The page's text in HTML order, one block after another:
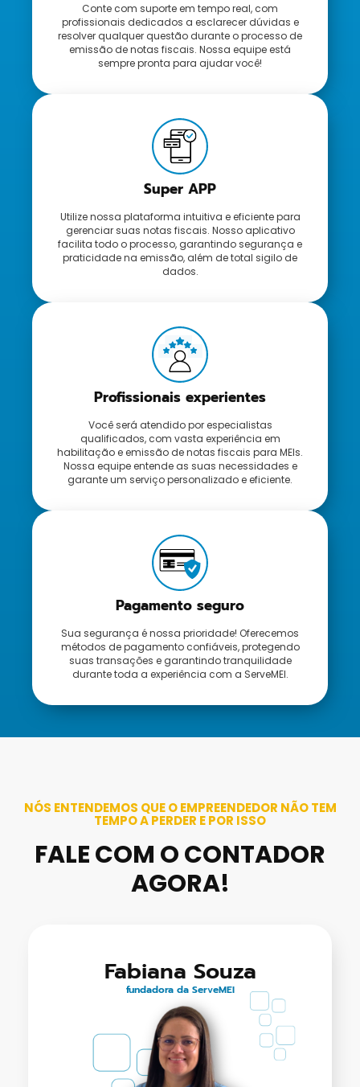
Conte com suporte em tempo real, com
profissionais dedicados a esclarecer dúvidas e
resolver qualquer questão durante o processo de
emissão de notas fiscais. Nossa equipe está
sempre pronta para ajudar você!
Super APP
Utilize nossa plataforma intuitiva e eficiente para
gerenciar suas notas fiscais. Nosso aplicativo
facilita todo o processo, garantindo segurança e
praticidade na emissão, além de total sigilo de
dados.
Profissionais experientes
Você será atendido por especialistas
qualificados, com vasta experiência em
habilitação e emissão de notas fiscais para MEIs.
Nossa equipe entende as suas necessidades e
garante um serviço personalizado e eficiente.
Pagamento seguro
Sua segurança é nossa prioridade! Oferecemos
métodos de pagamento confiáveis, protegendo
suas transações e garantindo tranquilidade
durante toda a experiência com a ServeMEI.
NÓS ENTENDEMOS QUE O EMPREENDEDOR NÃO TEM
TEMPO A PERDER E POR ISSO
FALE COM O CONTADOR
AGORA!
Fabiana Souza
fundadora da ServeMEI